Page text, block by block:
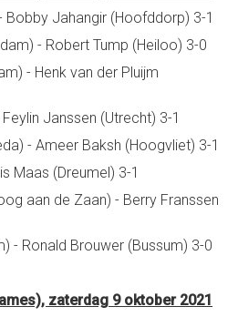
Bobby Jahangir (Hoofddorp) 3-1
- Robert Tump (Heiloo) 3-0
- Henk van der Pluijm
Janssen (Utrecht) 3-1
- Ameer Baksh (Hoogvliet) 3-1
Maas (Dreumel) 3-1
aan de Zaan) - Berry Franssen
- Ronald Brouwer (Bussum) 3-0
zaterdag 9 oktober 2021